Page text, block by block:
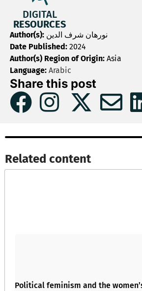
DIGITAL
RESOURCES
Author(s): نورهان شرف الدين
Date Published: 2024
Author(s) Region of Origin: Asia
Language: Arabic
Share this post
Related content​
Political feminism and the